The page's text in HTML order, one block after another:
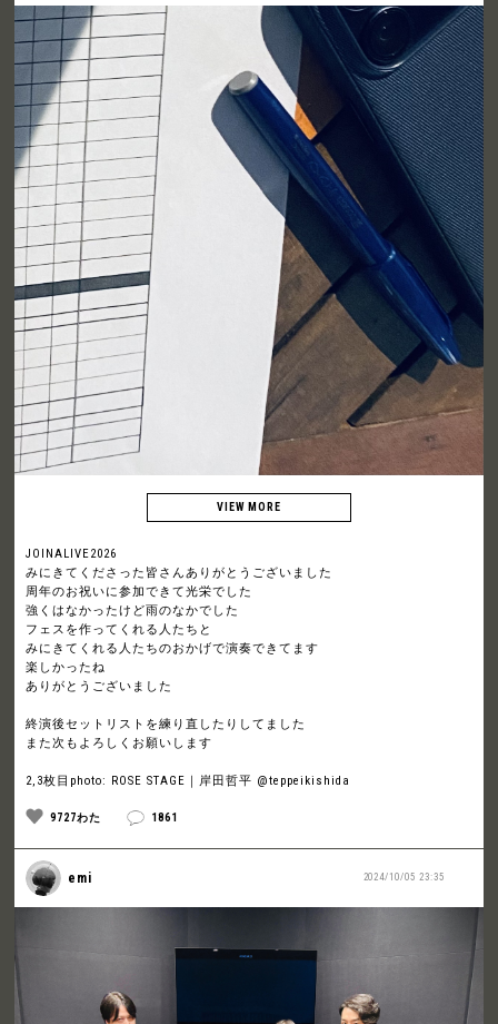
JOINALIVE2026
みにきてくださった皆さんありがとうございました
周年のお祝いに参加できて光栄でした
強くはなかったけど雨のなかでした
フェスを作ってくれる人たちと
みにきてくれる人たちのおかげで演奏できてます
楽しかったね
ありがとうございました
終演後セットリストを練り直したりしてました
また次もよろしくお願いします
2,3枚目photo: ROSE STAGE｜岸田哲平 @teppeikishida
9727わた 1861
2024/10/05 23:35
emi